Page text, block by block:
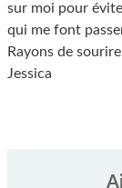
sur moi pour
qui me font
Rayons de
Jessica